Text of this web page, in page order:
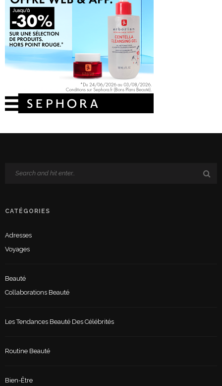
CATÉGORIES
Adresses
Voyages
Beauté
Collaborations Beauté
Les Tendances Beauté Des Célébrités
Routine Beauté
Bien-Être